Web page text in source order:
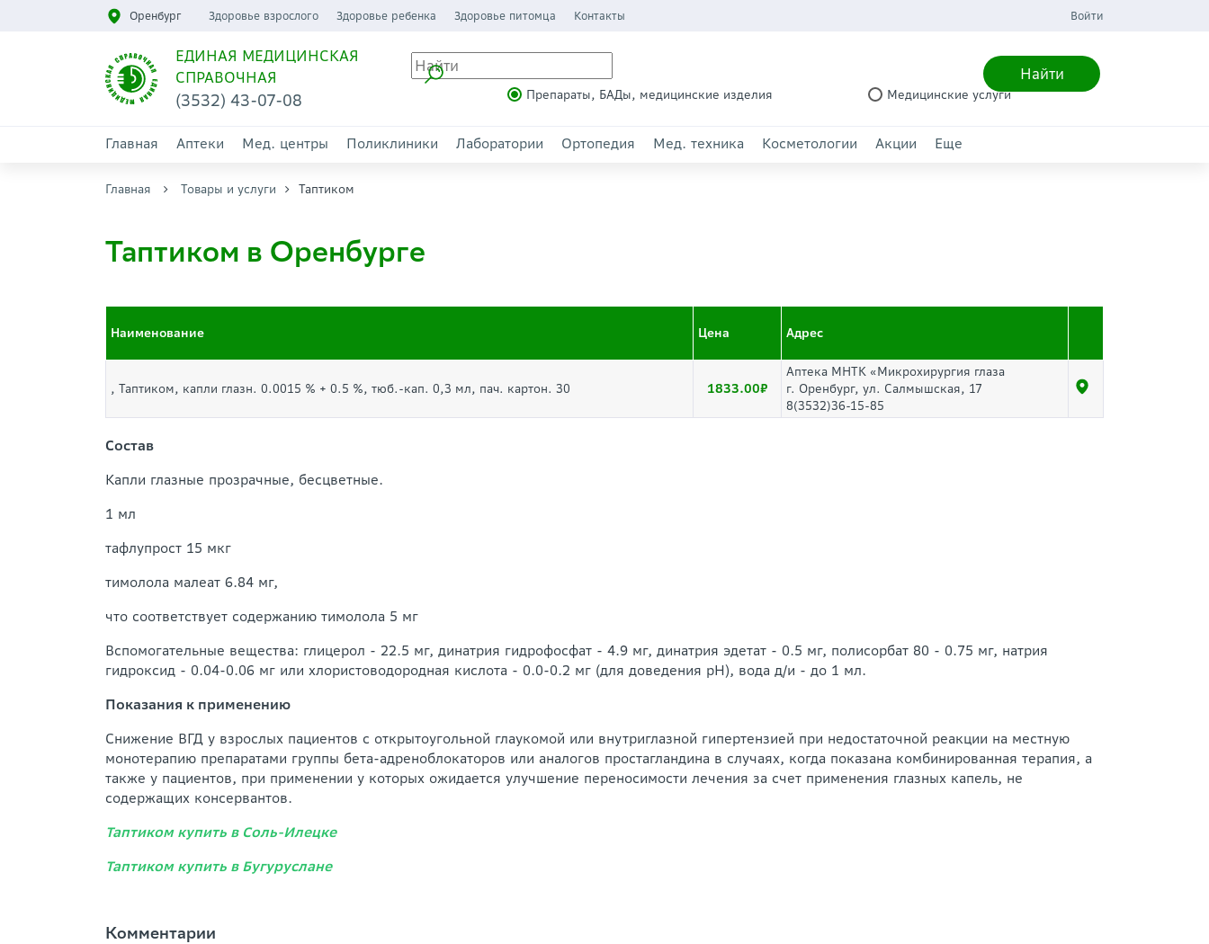
Оренбург Здоровье взрослого Здоровье ребенка Здоровье питомца Контакты Войти
ЕДИНАЯ МЕДИЦИНСКАЯ
СПРАВОЧНАЯ
(3532) 43-07-08
Найти
Препараты, БАДы, медицинские изделия Медицинские услуги
Главная Аптеки Мед. центры Поликлиники Лаборатории Ортопедия Мед. техника Косметологии Акции Еще
Главная Товары и услуги Таптиком
Таптиком в Оренбурге
Наименование Цена Адрес
, Таптиком, капли глазн. 0.0015 % + 0.5 %, тюб.-кап. 0,3 мл, пач. картон. 30 1833.00
Аптека МНТК «Микрохирургия глаза
г. Оренбург, ул. Салмышская, 17
8(3532)36-15-85
Состав
Капли глазные прозрачные, бесцветные.
1 мл
тафлупрост 15 мкг
тимолола малеат 6.84 мг,
что соответствует содержанию тимолола 5 мг
Вспомогательные вещества: глицерол - 22.5 мг, динатрия гидрофосфат - 4.9 мг, динатрия эдетат - 0.5 мг, полисорбат 80 - 0.75 мг, натрия
гидроксид - 0.04-0.06 мг или хлористоводородная кислота - 0.0-0.2 мг (для доведения pH), вода д/и - до 1 мл.
Показания к применению
Снижение ВГД у взрослых пациентов с открытоугольной глаукомой или внутриглазной гипертензией при недостаточной реакции на местную
монотерапию препаратами группы бета-адреноблокаторов или аналогов простагландина в случаях, когда показана комбинированная терапия, а
также у пациентов, при применении у которых ожидается улучшение переносимости лечения за счет применения глазных капель, не
содержащих консервантов.
Таптиком купить в Соль-Илецке
Таптиком купить в Бугуруслане
Комментарии